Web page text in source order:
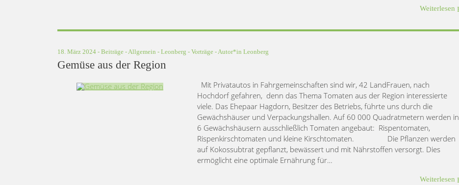
Weiterlesen
18. März 2024 - Beiträge - Allgemein - Leonberg - Vorträge - Autor*in Leonberg
Gemüse aus der Region
Mit Privatautos in Fahrgemeinschaften sind wir, 42 LandFrauen, nach
Hochdorf gefahren, denn das Thema Tomaten aus der Region interessierte
viele. Das Ehepaar Hagdorn, Besitzer des Betriebs, führte uns durch die
Gewächshäuser und Verpackungshallen. Auf 60 000 Quadratmetern werden in
6 Gewächshäusern ausschließlich Tomaten angebaut: Rispentomaten,
Rispenkirschtomaten und kleine Kirschtomaten. Die Pflanzen werden
auf Kokossubtrat gepflanzt, bewässert und mit Nährstoffen versorgt. Dies
ermöglicht eine optimale Ernährung für…
Weiterlesen